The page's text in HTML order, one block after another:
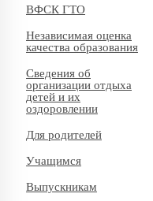
ВФСК ГТО
Независимая оценка
качества образования
Сведения об
организации отдыха
детей и их
оздоровлении
Для родителей
Учащимся
Выпускникам